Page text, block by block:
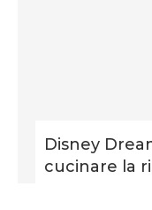
Disney
cucinare la